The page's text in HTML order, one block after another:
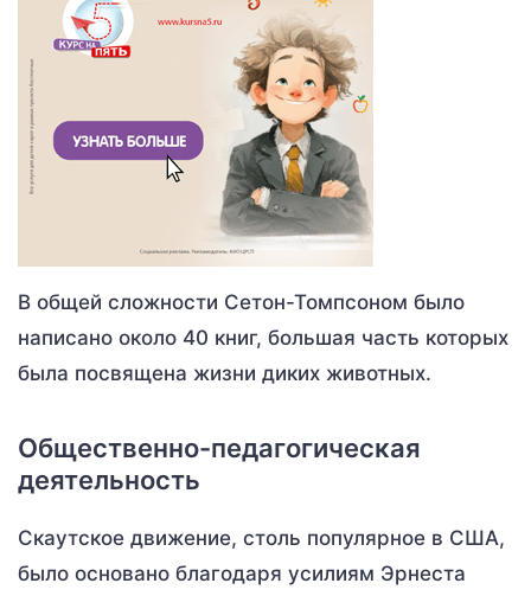
В общей сложности Сетон-Томпсоном было
написано около 40 книг, большая часть которых
была посвящена жизни диких животных.
Общественно-педагогическая
деятельность
Скаутское движение, столь популярное в США,
было основано благодаря усилиям Эрнеста